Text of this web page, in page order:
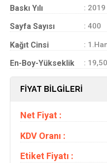
Baskı Yılı : 2019
Sayfa Sayısı : 400
Kağıt Cinsi :
En-Boy-Yükseklik :
FİYAT BİLGİLERİ
Net Fiyat :
KDV Oranı :
Etiket Fiyatı :